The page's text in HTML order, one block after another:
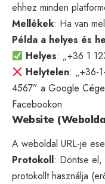
ehhez minden
Mellékek: Ha van
Példa a helyes és
Helyes: „+36 1
Helytelen: „+36-
4567” a Google
Facebookon
Website
A weboldal URL-je
Protokoll: Döntse
protokollt használja